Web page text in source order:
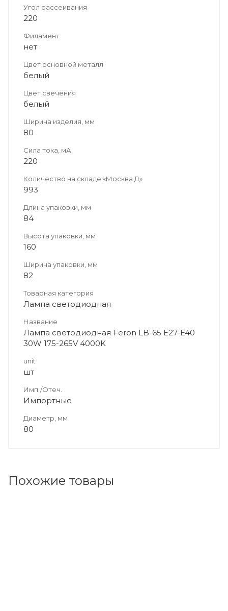
Угол рассеивания
220
Филамент
нет
Цвет основной металл
белый
Цвет свечения
белый
Ширина изделия, мм
80
Сила тока, мА
220
Количество на складе «Москва Д»
993
Длина упаковки, мм
84
Высота упаковки, мм
160
Ширина упаковки, мм
82
Товарная категория
Лампа светодиодная
Название
Лампа светодиодная Feron LB-65 E27-E40
30W 175-265V 4000K
unit
шт
Имп./Отеч.
Импортные
Диаметр, мм
80
Похожие товары